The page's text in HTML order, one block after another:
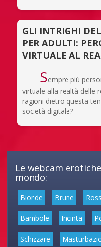
GLI INTRIGHI
PER ADULTI:
VIRTUALE AL
Sempre più
virtuale alla realtà delle
ragioni dietro questa
società digitale?
Le webcam
mondo:
Bionde Brune
Bambole Incinta
Schizzare